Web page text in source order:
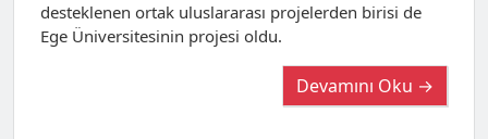
desteklenen ortak uluslararası projelerden birisi de
Ege Üniversitesinin projesi oldu.
Devamını Oku →